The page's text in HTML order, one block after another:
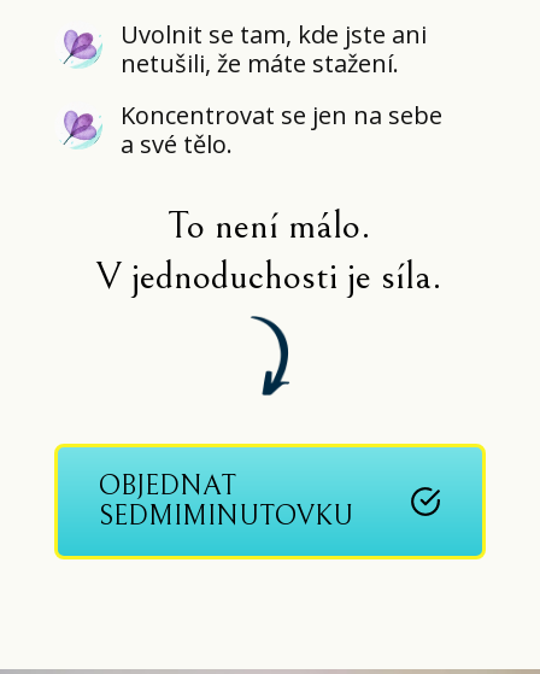
Uvolnit se tam, kde jste ani
netušili, že máte stažení.
Koncentrovat se jen na sebe
a své tělo.
To není málo.
V jednoduchosti je síla.
OBJEDNAT
SEDMIMINUTOVKU